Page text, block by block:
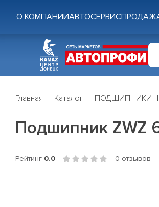
О КОМПАНИИАВТОСЕРВИС
Главная Каталог ПОДШИПНИКИ
Подшипник ZWZ
Рейтинг 0.0 0 отзывов